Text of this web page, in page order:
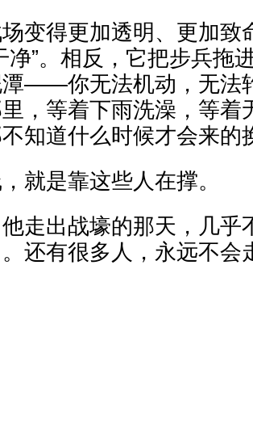
变得更加透明、更加致
净”。相反，它把步兵拖
潭——你无法机动，无法
，等着下雨洗澡，等着
知道什么时候才会来的
就是靠这些人在撑。
走出战壕的那天，几乎
还有很多人，永远不会